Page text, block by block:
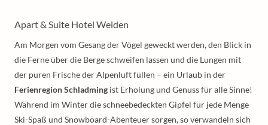
Apart & Suite Hotel Weiden
Am Morgen vom Gesang der Vögel geweckt werden, den Blick in
die Ferne über die Berge schweifen lassen und die Lungen mit
der puren Frische der Alpenluft füllen – ein Urlaub in der
Ferienregion Schladming ist Erholung und Genuss für alle Sinne!
Während im Winter die schneebedeckten Gipfel für jede Menge
Ski-Spaß und Snowboard-Abenteuer sorgen, so verwandeln sich